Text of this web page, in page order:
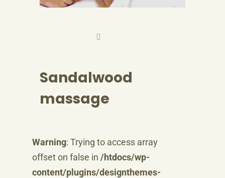
Sandalwood
massage
Warning: Trying to access array
offset on false in /htdocs/wp-
content/plugins/designthemes-